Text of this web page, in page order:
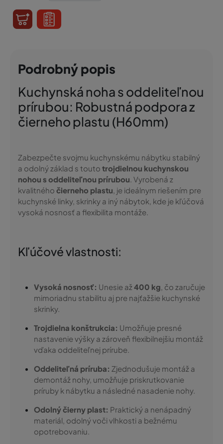
Podrobný popis
Kuchynská noha s oddeliteľnou
prírubou: Robustná podpora z
čierneho plastu (H60mm)
Zabezpečte svojmu kuchynskému nábytku stabilný
a odolný základ s touto trojdielnou kuchynskou
nohou s oddeliteľnou prírubou. Vyrobená z
kvalitného čierneho plastu, je ideálnym riešením pre
kuchynské linky, skrinky a iný nábytok, kde je kľúčová
vysoká nosnosť a flexibilita montáže.
Kľúčové vlastnosti:
Vysoká nosnosť: Unesie až400 kg, čo zaručuje
mimoriadnu stabilitu aj pre najťažšie kuchynské
skrinky.
Trojdielna konštrukcia: Umožňuje presné
nastavenie výšky a zároveň flexibilnejšiu montáž
vďaka oddeliteľnej prírube.
Oddeliteľná príruba: Zjednodušuje montáž a
demontáž nohy, umožňuje priskrutkovanie
príruby k nábytku a následné nasadenie nohy.
Odolný čierny plast: Praktický a nenápadný
materiál, odolný voči vlhkosti a bežnému
opotrebovaniu.